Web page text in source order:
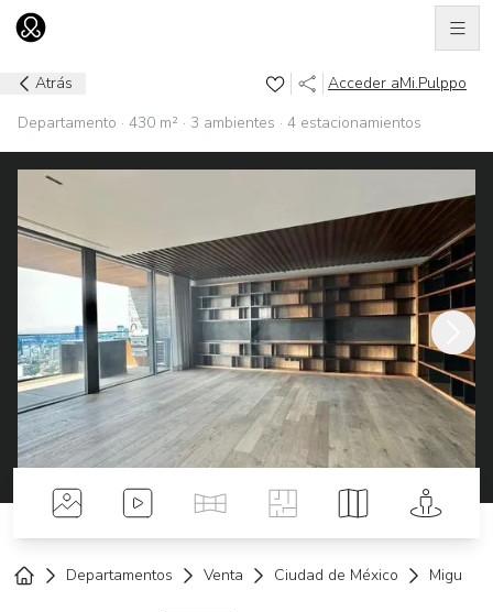
Ir al home
Atrás Acceder aMi.Pulppo
Departamento · 430 m² · 3 ambientes · 4 estacionamientos
Fotos Videos Tour VirtualPlanos Mapa Street
Departamentos Venta Ciudad de México Miguel